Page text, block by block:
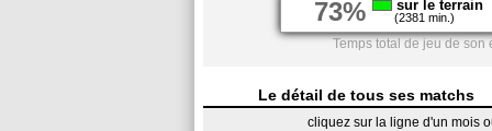
73% sur le terrain
(2381 min.)
Temps total de jeu de son
Le détail de tous ses matchs
cliquez sur la ligne d'un mois